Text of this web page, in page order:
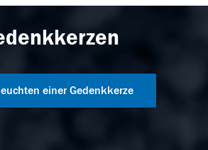
einer Gedenkkerze